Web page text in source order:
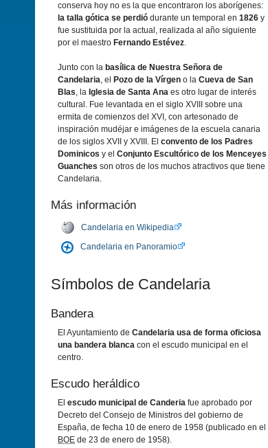
conserva hoy no es la que encontraron los aborí­genes:
la talla gótica se perdió durante un temporal en 1826 y
fue sustituida por la actual, realizada al año siguiente
por el maestro Fernando Estévez.
Junto con la basí­lica de Nuestra Señora de
Candelaria, el Pozo de la Ví­rgen o la Cueva de San
Blas, la Iglesia de Santa Ana es otro lugar de interés
cultural. Fue levantada en el siglo XVIII sobre una
ermita de comienzos del XVI, con artesonado de
inspiración mudéjar e imágenes de la escuela canaria
de los siglos XVII y XVIII. El convento de los Padres
Dominicos y el Conjunto Escultórico de los Menceyes
Guanches son otros de los muchos atractivos que tiene
Candelaria.
Más información
Candelaria en Wikipedia
Candelaria en Panoramio
Sí­mbolos de Candelaria
Bandera
El Ayuntamiento de Candelaria usa de forma oficiosa
una bandera blanca con el escudo municipal en el
centro.
Escudo heráldico
El escudo municipal de Canderia fue aprobado por
Decreto del Consejo de Ministros del gobierno de
España, de fecha 10 de enero de 1958 (publicado en el
BOE de 23 de enero de 1958).